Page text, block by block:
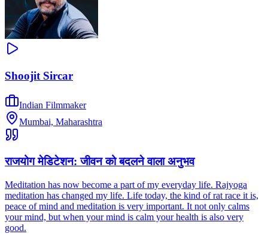
Shoojit Sircar
Indian Filmmaker
Mumbai, Maharashtra
राजयोग मेडिटेशन: जीवन को बदलने वाला अनुभव
Meditation has now become a part of my everyday life. Rajyoga
meditation has changed my life. Life today, the kind of rat race it is,
peace of mind and meditation is very important. It not only calms
your mind, but when your mind is calm your health is also very
good.